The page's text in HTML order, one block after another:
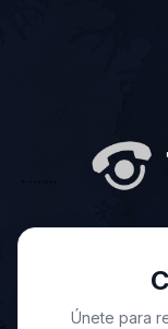
Únete para